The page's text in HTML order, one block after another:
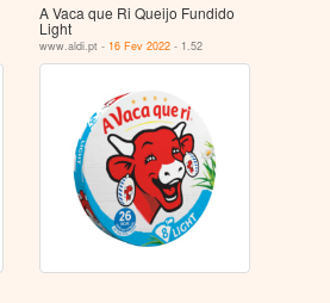
A Vaca que Ri Queijo Fundido
Light
www.aldi.pt - 16 Fev 2022 - 1.52